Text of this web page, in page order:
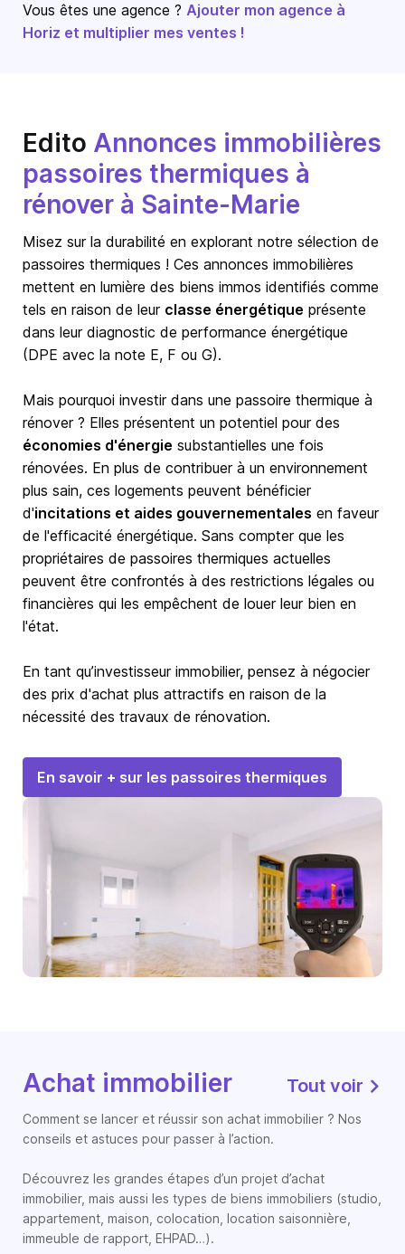
Vous êtes une agence ? Ajouter mon agence à
Horiz et multiplier mes ventes !
Edito Annonces immobilières
passoires thermiques à
rénover à Sainte-Marie
Misez sur la durabilité en explorant notre sélection de
passoires thermiques ! Ces annonces immobilières
mettent en lumière des biens immos identifiés comme
tels en raison de leur classe énergétique présente
dans leur diagnostic de performance énergétique
(DPE avec la note E, F ou G).
Mais pourquoi investir dans une passoire thermique à
rénover ? Elles présentent un potentiel pour des
économies d'énergie substantielles une fois
rénovées. En plus de contribuer à un environnement
plus sain, ces logements peuvent bénéficier
d'incitations et aides gouvernementales en faveur
de l'efficacité énergétique. Sans compter que les
propriétaires de passoires thermiques actuelles
peuvent être confrontés à des restrictions légales ou
financières qui les empêchent de louer leur bien en
l'état.
En tant qu’investisseur immobilier, pensez à négocier
des prix d'achat plus attractifs en raison de la
nécessité des travaux de rénovation.
En savoir + sur les passoires thermiques
Achat immobilier Tout voir
Comment se lancer et réussir son achat immobilier ? Nos
conseils et astuces pour passer à l’action.
Découvrez les grandes étapes d’un projet d’achat
immobilier, mais aussi les types de biens immobiliers (studio,
appartement, maison, colocation, location saisonnière,
immeuble de rapport, EHPAD…).